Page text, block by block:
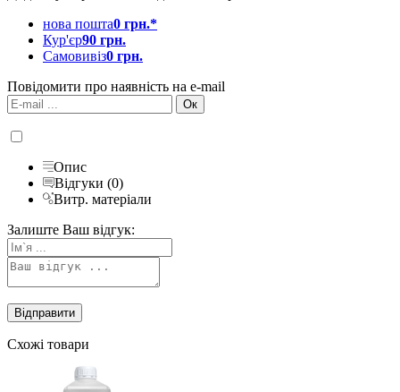
нова пошта0 грн.*
Кур'єр90 грн.
Самовивіз0 грн.
Повідомити про наявність на e-mail
Опис
Відгуки (0)
Витр. матеріали
Залиште Ваш відгук:
Схожі товари